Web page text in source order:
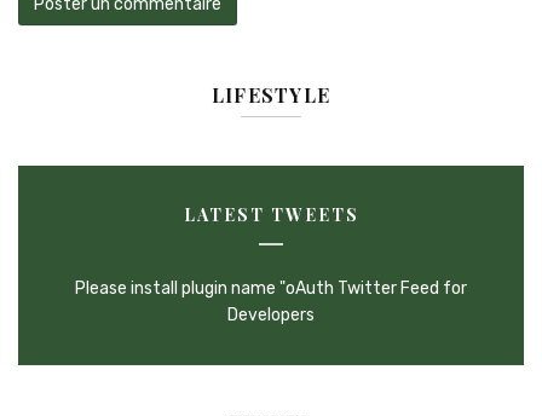
LIFESTYLE
LATEST TWEETS
Please install plugin name "oAuth Twitter Feed for
Developers